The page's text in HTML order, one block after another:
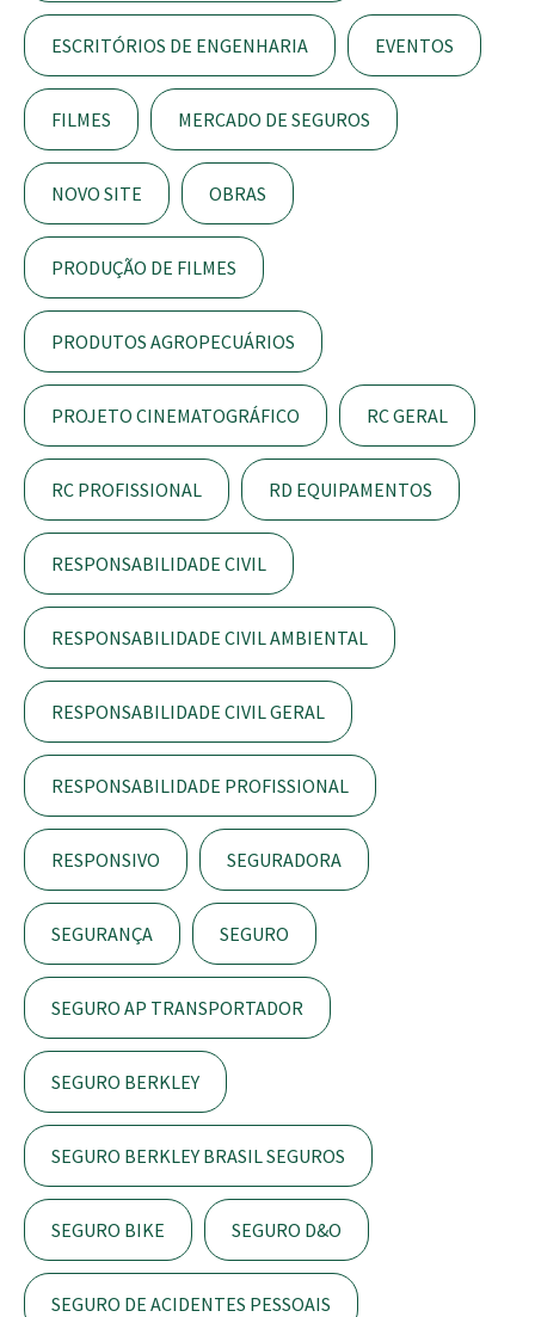
ESCRITÓRIOS DE ENGENHARIA EVENTOS
FILMES MERCADO DE SEGUROS
NOVO SITE OBRAS
PRODUÇÃO DE FILMES
PRODUTOS AGROPECUÁRIOS
PROJETO CINEMATOGRÁFICO RC GERAL
RC PROFISSIONAL RD EQUIPAMENTOS
RESPONSABILIDADE CIVIL
RESPONSABILIDADE CIVIL AMBIENTAL
RESPONSABILIDADE CIVIL GERAL
RESPONSABILIDADE PROFISSIONAL
RESPONSIVO SEGURADORA
SEGURANÇA SEGURO
SEGURO AP TRANSPORTADOR
SEGURO BERKLEY
SEGURO BERKLEY BRASIL SEGUROS
SEGURO BIKE SEGURO D&O
SEGURO DE ACIDENTES PESSOAIS